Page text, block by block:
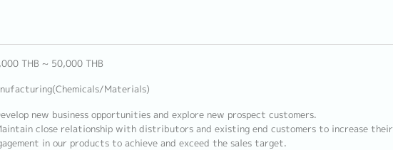
THB ~ 50,000 THB
Materials)
new business opportunities and explore new prospect customers.
close relationship with distributors and existing end customers to increase their
in our products to achieve and exceed the sales target.